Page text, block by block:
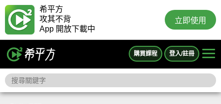
希平方
攻其不背
App 開放下載中
立即使用
購買課程 登入/註冊